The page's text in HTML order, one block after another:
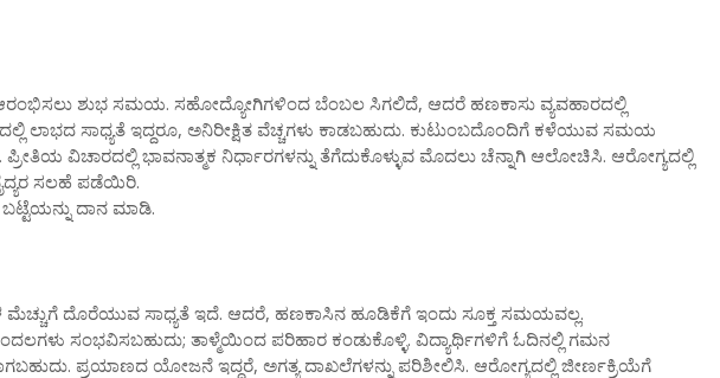
ಶುಭ ಸಮಯ. ಸಹೋದ್ಯೋಗಿಗಳಿಂದ ಬೆಂಬಲ ಸಿಗಲಿದೆ, ಆದರೆ ಹಣಕಾಸು ವ್ಯವಹಾರದಲ್ಲಿ
ಲಾಭದ ಸಾಧ್ಯತೆ ಇದ್ದರೂ, ಅನಿರೀಕ್ಷಿತ ವೆಚ್ಚಗಳು ಕಾಡಬಹುದು. ಕುಟುಂಬದೊಂದಿಗೆ ಕಳೆಯುವ ಸಮಯ
ವಿಚಾರದಲ್ಲಿ ಭಾವನಾತ್ಮಕ ನಿರ್ಧಾರಗಳನ್ನು ತೆಗೆದುಕೊಳ್ಳುವ ಮೊದಲು ಚೆನ್ನಾಗಿ ಆಲೋಚಿಸಿ. ಆರೋಗ್ಯದಲ್ಲಿ
ಸಲಹೆ ಪಡೆಯಿರಿ.
ಬಟ್ಟೆಯನ್ನು ದಾನ ಮಾಡಿ.
ಮೆಚ್ಚುಗೆ ದೊರೆಯುವ ಸಾಧ್ಯತೆ ಇದೆ. ಆದರೆ, ಹಣಕಾಸಿನ ಹೂಡಿಕೆಗೆ ಇಂದು ಸೂಕ್ತ ಸಮಯವಲ್ಲ.
ಸಂಭವಿಸಬಹುದು; ತಾಳ್ಮೆಯಿಂದ ಪರಿಹಾರ ಕಂಡುಕೊಳ್ಳಿ. ವಿದ್ಯಾರ್ಥಿಗಳಿಗೆ ಓದಿನಲ್ಲಿ ಗಮನ
ಪ್ರಯಾಣದ ಯೋಜನೆ ಇದ್ದರೆ, ಅಗತ್ಯ ದಾಖಲೆಗಳನ್ನು ಪರಿಶೀಲಿಸಿ. ಆರೋಗ್ಯದಲ್ಲಿ ಜೀರ್ಣಕ್ರಿಯೆಗೆ